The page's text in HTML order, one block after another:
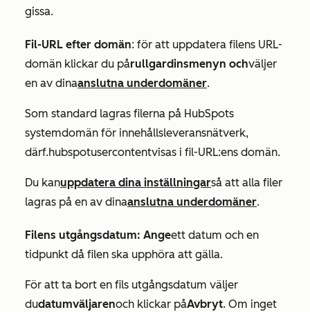
gissa.
Fil-URL efter domän: för att uppdatera filens URL-
domän klickar du pårullgardinsmenyn ochväljer
en av dinaanslutna underdomäner.
Som standard lagras filerna på HubSpots
systemdomän för innehållsleveransnätverk,
därf.hubspotusercontentvisas i fil-URL:ens domän.
Du kanuppdatera dina inställningarså att alla filer
lagras på en av dinaanslutna underdomäner.
Filens utgångsdatum: Angeett datum och en
tidpunkt då filen ska upphöra att gälla.
För att ta bort en fils utgångsdatum väljer
dudatumväljarenoch klickar påAvbryt. Om inget